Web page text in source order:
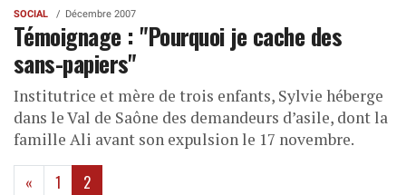
SOCIAL Décembre 2007
Témoignage : "Pourquoi je cache des
sans-papiers"
Institutrice et mère de trois enfants, Sylvie héberge
dans le Val de Saône des demandeurs d’asile, dont la
famille Ali avant son expulsion le 17 novembre.
« 1 2(current)